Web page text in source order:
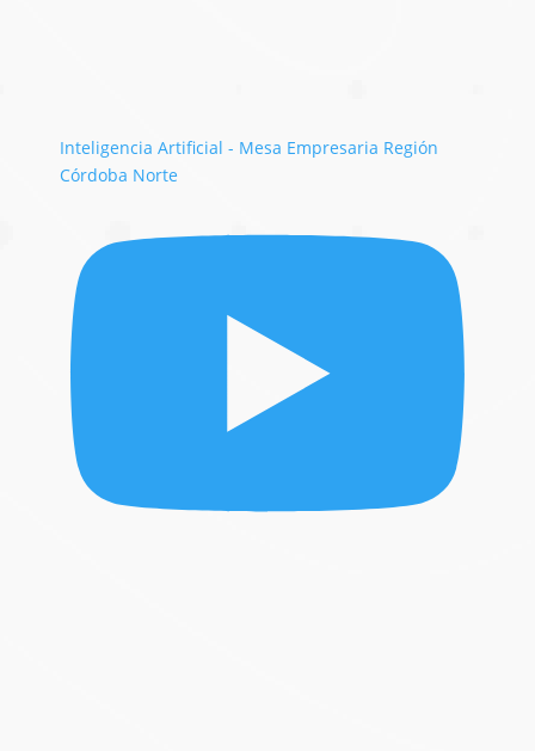
Inteligencia Artificial - Mesa Empresaria Región
Córdoba Norte